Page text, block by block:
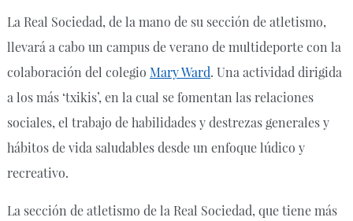
La Real Sociedad, de la mano de su sección de atletismo,
llevará a cabo un campus de verano de multideporte con la
colaboración del colegio Mary Ward. Una actividad dirigida
a los más ‘txikis’, en la cual se fomentan las relaciones
sociales, el trabajo de habilidades y destrezas generales y
hábitos de vida saludables desde un enfoque lúdico y
recreativo.
La sección de atletismo de la Real Sociedad, que tiene más